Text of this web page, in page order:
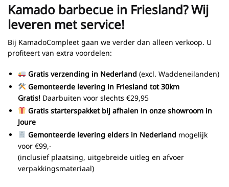
Kamado barbecue in Friesland? Wij
leveren met service!
Bij KamadoCompleet gaan we verder dan alleen verkoop. U
profiteert van extra voordelen:
Gratis verzending in Nederland (excl. Waddeneilanden)
Gemonteerde levering in Friesland tot 30km
Gratis! Daarbuiten voor slechts €29,95
Gratis starterspakket bij afhalen in onze showroom in
Joure
Gemonteerde levering elders in Nederland mogelijk
voor €99,-
(inclusief plaatsing, uitgebreide uitleg en afvoer
verpakkingsmateriaal)